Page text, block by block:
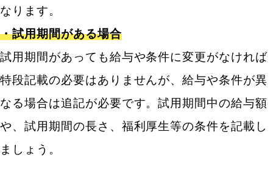
なります。
・試用期間がある場合
試用期間があっても給与や条件に変更がなければ
特段記載の必要はありませんが、給与や条件が異
なる場合は追記が必要です。試用期間中の給与額
や、試用期間の長さ、福利厚生等の条件を記載し
ましょう。